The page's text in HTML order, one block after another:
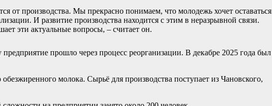
от производства. Мы прекрасно понимаем, что молодежь хочет оставаться
И развитие производства находится с этим в неразрывной связи.
эти актуальные вопросы, – считает он.
прошло через процесс реорганизации. В декабре 2025 года был
молока. Сырьё для производства поступает из Чановского,